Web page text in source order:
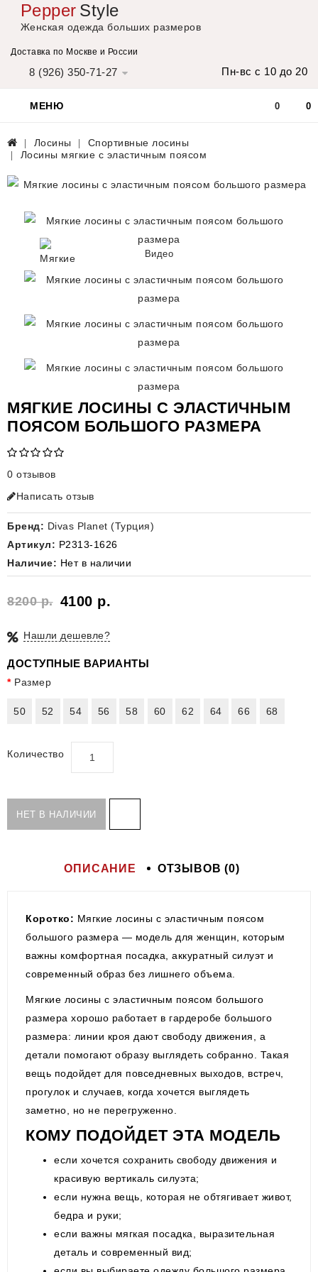
Pepper Style
Женская одежда больших размеров
Доставка по Москве и России
8 (926) 350-71-27 Пн-вс с 10 до 20
МЕНЮ 0 0
Лосины
Спортивные лосины
Лосины мягкие с эластичным поясом
Видео
МЯГКИЕ ЛОСИНЫ С ЭЛАСТИЧНЫМ
ПОЯСОМ БОЛЬШОГО РАЗМЕРА
0 отзывов
Написать отзыв
Бренд: Divas Planet (Турция)
Артикул: P2313-1626
Наличие: Нет в наличии
8200 р. 4100 р.
Нашли дешевле?
ДОСТУПНЫЕ ВАРИАНТЫ
Размер
50 52 54 56 58 60 62 64 66 68
Количество
НЕТ В НАЛИЧИИ
ОПИСАНИЕ ОТЗЫВОВ (0)
Коротко: Мягкие лосины с эластичным поясом
большого размера — модель для женщин, которым
важны комфортная посадка, аккуратный силуэт и
современный образ без лишнего объема.
Мягкие лосины с эластичным поясом большого
размера хорошо работает в гардеробе большого
размера: линии кроя дают свободу движения, а
детали помогают образу выглядеть собранно. Такая
вещь подойдет для повседневных выходов, встреч,
прогулок и случаев, когда хочется выглядеть
заметно, но не перегруженно.
КОМУ ПОДОЙДЕТ ЭТА МОДЕЛЬ
если хочется сохранить свободу движения и
красивую вертикаль силуэта;
если нужна вещь, которая не обтягивает живот,
бедра и руки;
если важны мягкая посадка, выразительная
деталь и современный вид;